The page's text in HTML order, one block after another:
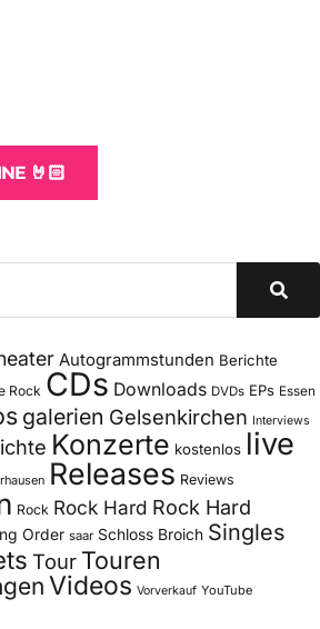
🤘🏻
Autogrammstunden Berichte
Rock CDs Downloads DVDs EPs Essen
galerien Gelsenkirchen Interviews
Konzerte kostenlos live
Releases Reviews
Rock Rock Hard Rock Hard
Order saar Schloss Broich Singles
Tour Touren
Videos Vorverkauf YouTube